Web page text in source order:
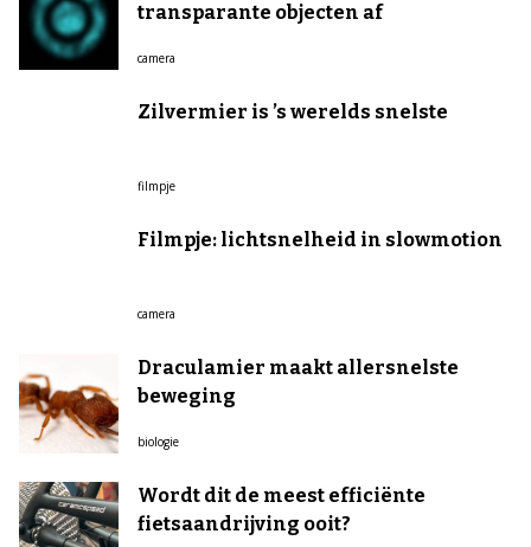
transparante objecten af
camera
Zilvermier is ’s werelds snelste
filmpje
Filmpje: lichtsnelheid in slowmotion
camera
Draculamier maakt allersnelste
beweging
biologie
Wordt dit de meest efficiënte
fietsaandrijving ooit?